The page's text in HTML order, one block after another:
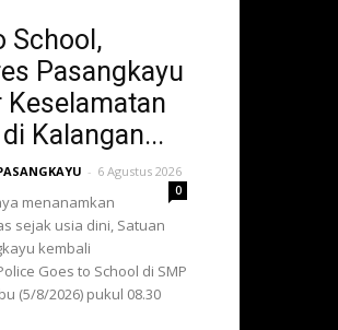
School,
Pasangkayu
Keselamatan
Kalangan...
- 6 Agustus 2026
0
menanamkan
sejak usia dini, Satuan
kembali
Goes to School di SMP
(5/8/2026) pukul 08.30